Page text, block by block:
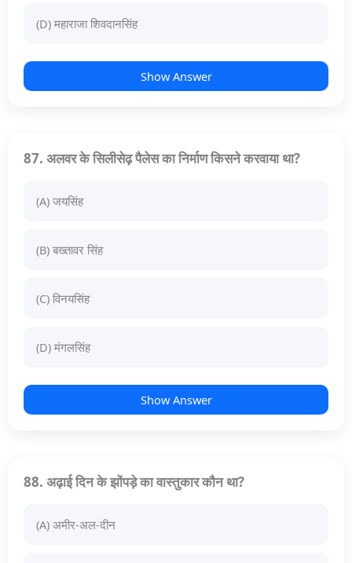
(D) महाराजा शिवदानसिंह
Show Answer
87. अलवर के सिलीसेढ़ पैलेस का निर्माण किसने करवाया था?
(A) जयसिंह
(B) बख्तावर सिंह
(C) विनयसिंह
(D) मंगलसिंह
Show Answer
88. अढ़ाई दिन के झोंपड़े का वास्तुकार कौन था?
(A) अमीर-अल-दीन